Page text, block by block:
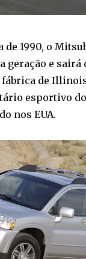
de 1990, o
geração e
de
esportivo
nos EUA.